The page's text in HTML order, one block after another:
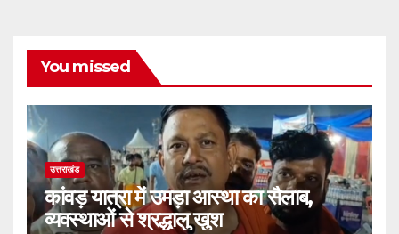
You missed
उत्तराखंड
कांवड़ यात्रा में उमड़ा आस्था का सैलाब,
व्यवस्थाओं से श्रद्धालु खुश